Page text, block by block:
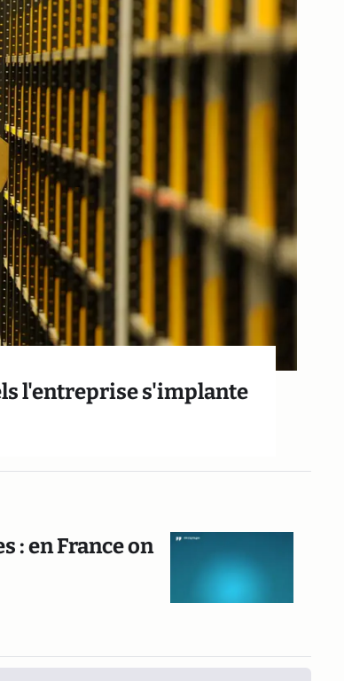
l'entreprise s'implante
: en France on